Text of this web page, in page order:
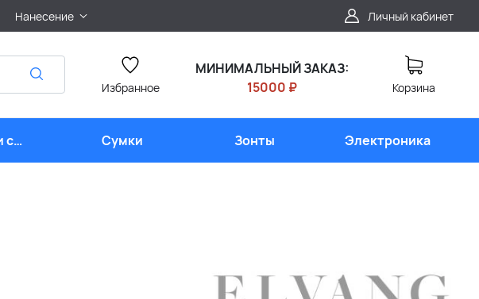
Нанесение Личный кабинет
Избранное
МИНИМАЛЬНЫЙ ЗАКАЗ:
15000 ₽
Корзина
с
Сумки Зонты Электроника